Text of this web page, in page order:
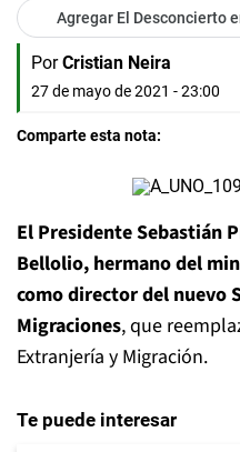
Agregar El Desconcierto
Por Cristian Neira
27 de mayo de 2021 - 23:00
Comparte esta nota:
El Presidente Sebastián
Bellolio, hermano del
como director del nuevo
Migraciones, que
Extranjería y Migración.
Te puede interesar